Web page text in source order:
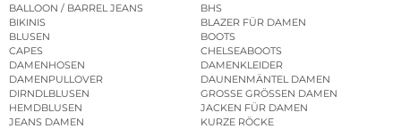
BALLOON / BARREL JEANS
BHS
BIKINIS
BLAZER FÜR DAMEN
BLUSEN
BOOTS
CAPES
CHELSEABOOTS
DAMENHOSEN
DAMENKLEIDER
DAMENPULLOVER
DAUNENMÄNTEL DAMEN
DIRNDLBLUSEN
GROSSE GRÖSSEN DAMEN
HEMDBLUSEN
JACKEN FÜR DAMEN
JEANS DAMEN
KURZE RÖCKE